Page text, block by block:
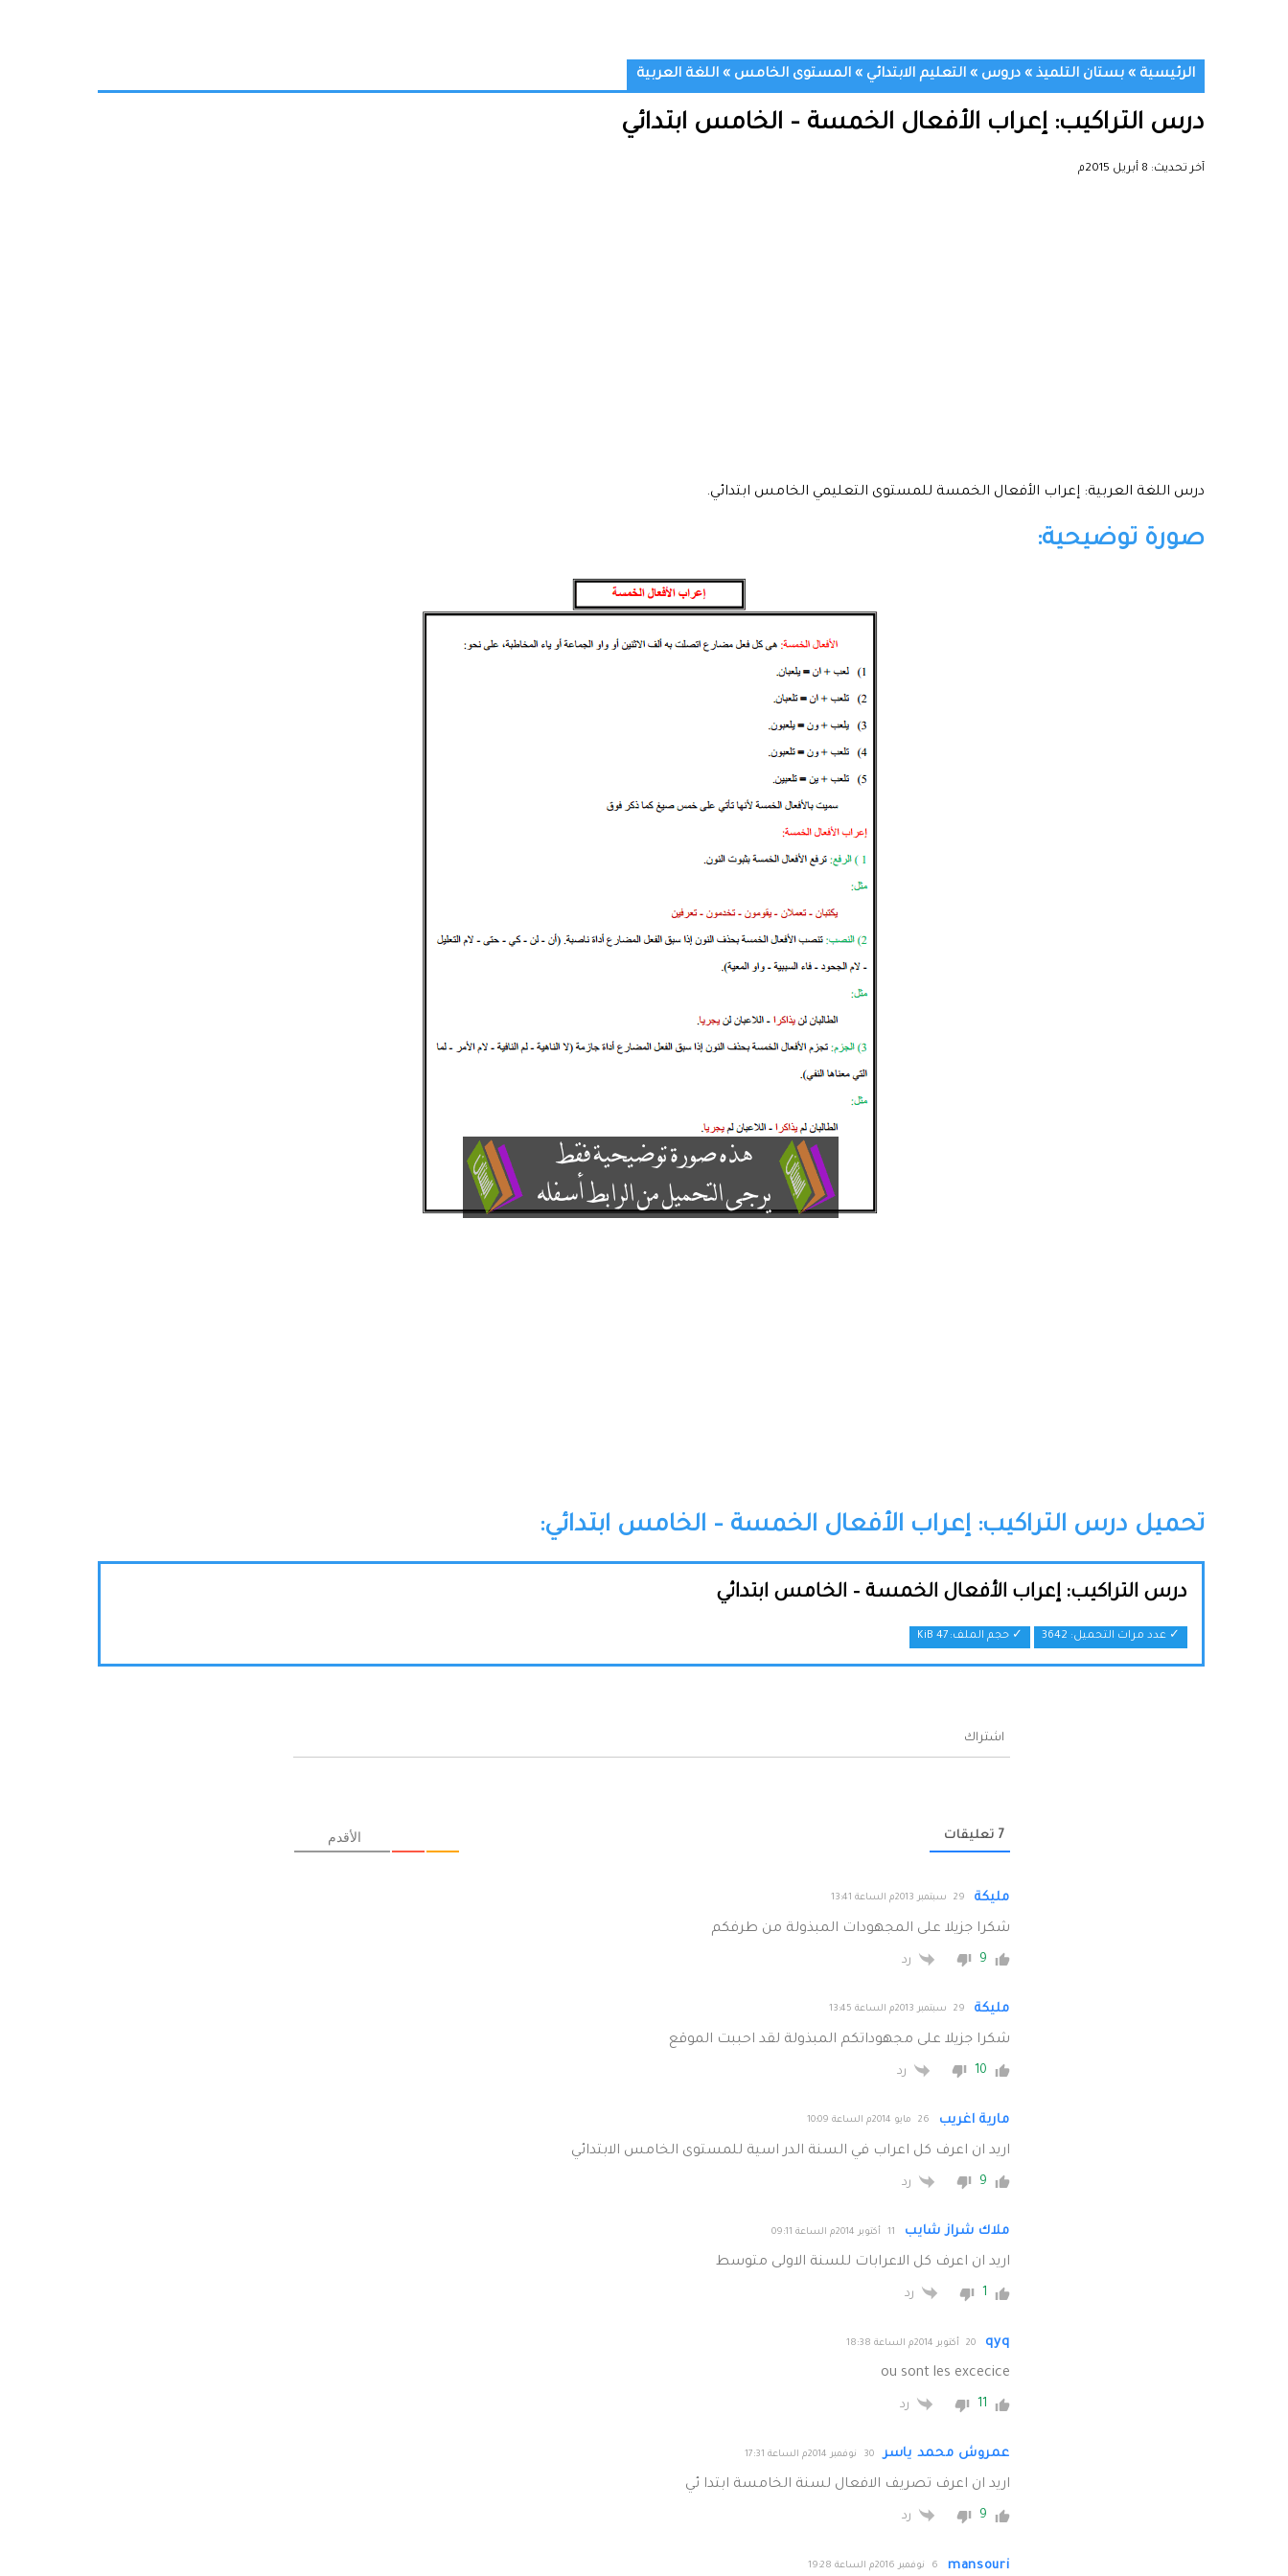
الرئيسية » بستان التلميذ » دروس » التعليم الابتدائي » المستوى الخامس » اللغة العربية
درس التراكيب: إعراب الأفعال الخمسة – الخامس ابتدائي
آخر تحديث: 8 أبريل 2015م
درس اللغة العربية: إعراب الأفعال الخمسة للمستوى التعليمي الخامس ابتدائي.
صورة توضيحية:
تحميل درس التراكيب: إعراب الأفعال الخمسة – الخامس ابتدائي:
درس التراكيب: إعراب الأفعال الخمسة – الخامس ابتدائي
✓ عدد مرات التحميل: 3642 ✓ حجم الملف:47 KiB
اشتراك
7 تعليقات الأقدم
مليكة 29 سبتمبر 2013م الساعة 13:41
شكرا جزيلا على المجهودات المبذولة من طرفكم
9 رد
مليكة 29 سبتمبر 2013م الساعة 13:45
شكرا جزيلا على مجهوداتكم المبذولة لقد احببت الموقع
10 رد
مارية اغريب 26 مايو 2014م الساعة 10:09
اريد ان اعرف كل اعراب في السنة الدر اسية للمستوى الخامس الابتدائي
9 رد
ملاك شراز شايب 11 أكتوبر 2014م الساعة 09:11
اريد ان اعرف كل الاعرابات للسنة الاولى متوسط
1 رد
qyq 20 أكتوبر 2014م الساعة 18:38
ou sont les excecice
11 رد
عمروش محمد ياسر 30 نوفمبر 2014م الساعة 17:31
اريد ان اعرف تصريف الافعال لسنة الخامسة ابتدا ئي
9 رد
mansouri 6 نوفمبر 2016م الساعة 19:28